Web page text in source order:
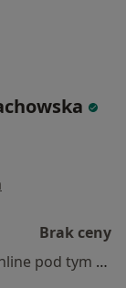
Brak ceny
Specjalista nie oferuje umawiania online pod tym adresem.